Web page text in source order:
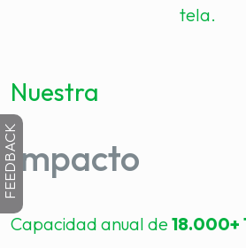
tela.
Nuestra
Impacto
Capacidad anual de18.000+
FEEDBACK